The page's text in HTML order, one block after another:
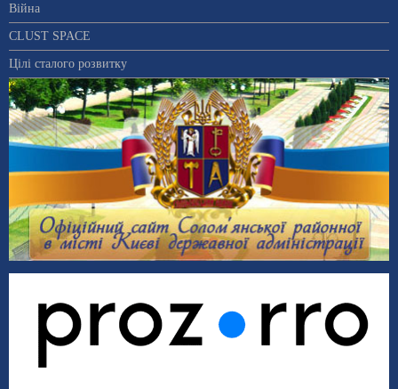
Війна
CLUST SPACE
Цілі сталого розвитку